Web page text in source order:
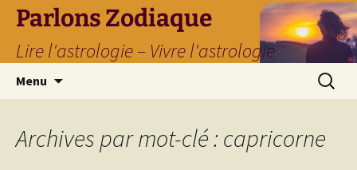
Parlons Zodiaque
Lire l'astrologie – Vivre l'astrologie
Menu
Archives par mot-clé : capricorne